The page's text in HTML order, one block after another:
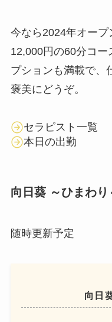
今なら2024年オー
12,000円の60分コー
プションも満載で、
褒美にどうぞ。
セラピスト一覧
本日の出勤
向日葵 ～ひまわ
随時更新予定
向日